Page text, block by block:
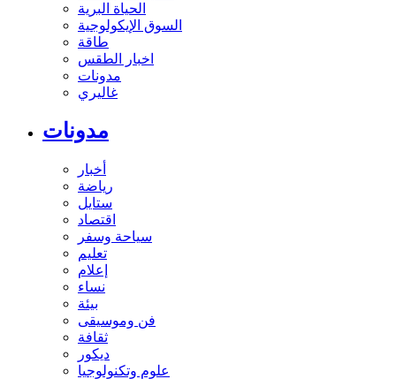
الحياة البرية
السوق الإيكولوجية
طاقة
اخبار الطقس
مدونات
غاليري
مدونات
أخبار
رياضة
ستايل
اقتصاد
سياحة وسفر
تعليم
إعلام
نساء
بيئة
فن وموسيقى
ثقافة
ديكور
علوم وتكنولوجيا